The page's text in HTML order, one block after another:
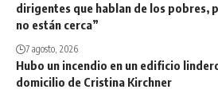
dirigentes que hablan de los pobres,
no están cerca”
7 agosto, 2026
Hubo un incendio en un edificio
domicilio de Cristina Kirchner